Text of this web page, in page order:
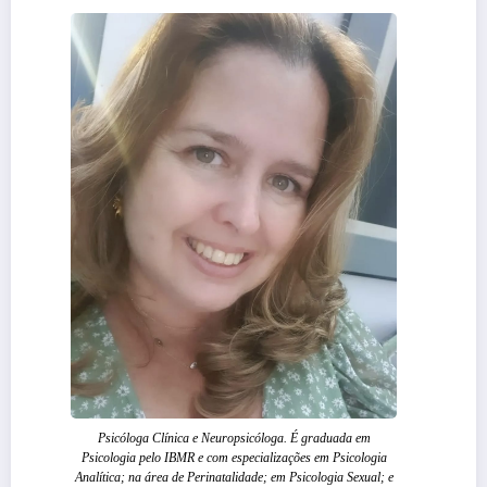
Psicóloga Clínica e Neuropsicóloga. É graduada em
Psicologia pelo IBMR e com especializações em Psicologia
Analítica; na área de Perinatalidade; em Psicologia Sexual; e